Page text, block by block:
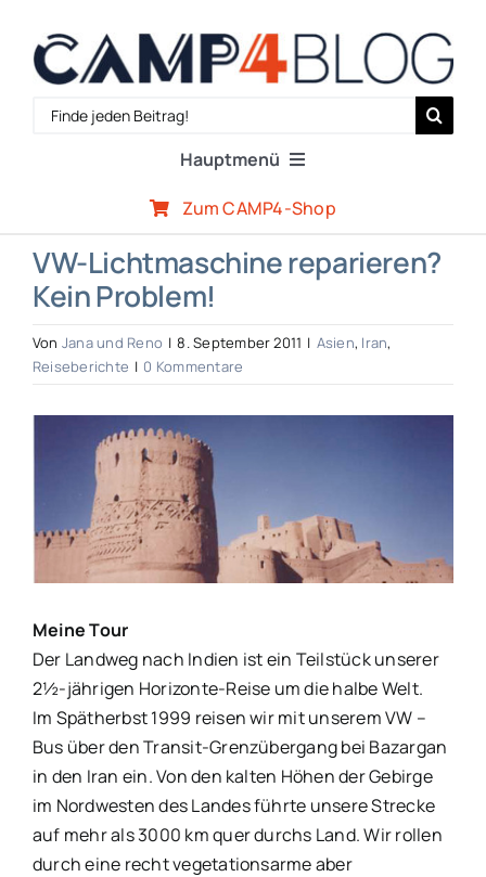
Inhalt
springen
Search
Hauptmenü
Reiseberichte
Expertenwissen
Outdoor-Szene
CAMP4-Team
Zum CAMP4-Shop
VW-Lichtmaschine reparieren?
Kein Problem!
Von Jana und Reno | 8. September 2011 | Asien, Iran,
Reiseberichte | 0 Kommentare
grösseres
Meine Tour
Der Landweg nach Indien ist ein Teilstück unserer
2½-jährigen Horizonte-Reise um die halbe Welt.
Im Spätherbst 1999 reisen wir mit unserem VW –
Bus über den Transit-Grenzübergang bei Bazargan
in den Iran ein. Von den kalten Höhen der Gebirge
im Nordwesten des Landes führte unsere Strecke
auf mehr als 3000 km quer durchs Land. Wir rollen
durch eine recht vegetationsarme aber